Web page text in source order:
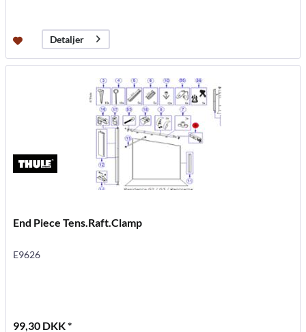
Detaljer
End Piece Tens.Raft.Clamp
E9626
99,30 DKK *